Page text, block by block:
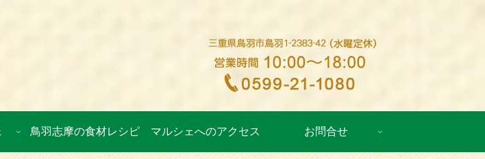
鳥羽志摩の食材レシピ マルシェへのアクセス お問合せ